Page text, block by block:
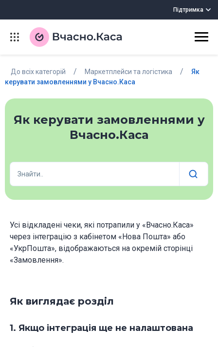
Підтримка
До всіх категорій / Маркетплейси та логістика /
Як
керувати замовленнями у Вчасно.Каса
Як керувати замовленнями у
Вчасно.Каса
Знайти..
Усі відкладені чеки, які потрапили у «Вчасно.Каса»
через інтеграцію з кабінетом «Нова Пошта» або
«УкрПошта», відображаються на окремій сторінці
«Замовлення».
Як виглядає розділ
1. Якщо інтеграція ще не налаштована